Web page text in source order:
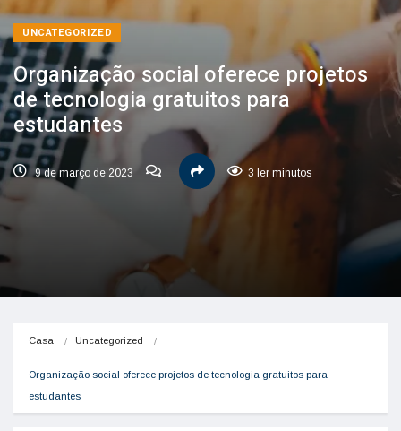
UNCATEGORIZED
Organização social oferece projetos
de tecnologia gratuitos para
estudantes
9 de março de 2023 3 ler minutos
Casa Uncategorized
Organização social oferece projetos de tecnologia gratuitos para
estudantes